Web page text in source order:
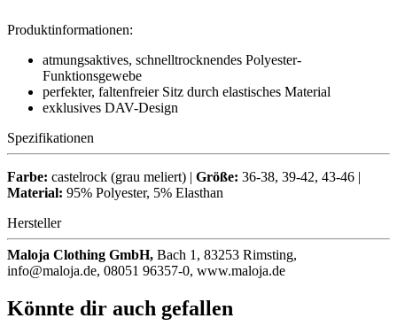
Produktinformationen:
atmungsaktives, schnelltrocknendes Polyester-
Funktionsgewebe
perfekter, faltenfreier Sitz durch elastisches Material
exklusives DAV-Design
Spezifikationen
Farbe: castelrock (grau meliert) | Größe: 36-38, 39-42, 43-46 |
Material: 95% Polyester, 5% Elasthan
Hersteller
Maloja Clothing GmbH, Bach 1, 83253 Rimsting,
info@maloja.de, 08051 96357-0, www.maloja.de
Könnte dir auch gefallen